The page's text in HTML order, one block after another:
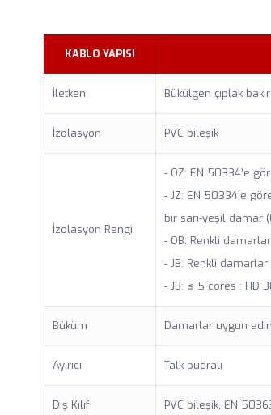
KABLO YAPISI
İletken Bükülgen çıplak
İzolasyon PVC bileşik
İzolasyon Rengi
- OZ: EN 50334’e
- JZ: EN 50334’e
bir sarı-yeşil damar
- OB: Renkli
- JB: Renkli
- JB: ≤ 5 cores : HD
Büküm Damarlar uygun
Ayırıcı Talk pudralı
Dış Kılıf PVC bileşik, EN